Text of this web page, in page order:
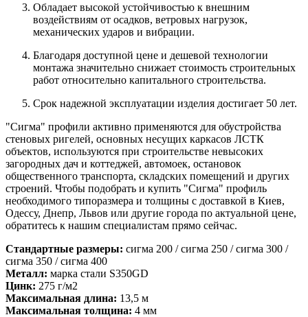
Обладает высокой устойчивостью к внешним
воздействиям от осадков, ветровых нагрузок,
механических ударов и вибрации.
Благодаря доступной цене и дешевой технологии
монтажа значительно снижает стоимость строительных
работ относительно капитального строительства.
Срок надежной эксплуатации изделия достигает 50 лет.
"Сигма" профили активно применяются для обустройства
стеновых ригелей, основных несущих каркасов ЛСТК
объектов, используются при строительстве невысоких
загородных дач и коттеджей, автомоек, остановок
общественного транспорта, складских помещений и других
строений. Чтобы подобрать и купить "Сигма" профиль
необходимого типоразмера и толщины с доставкой в Киев,
Одессу, Днепр, Львов или другие города по актуальной цене,
обратитесь к нашим специалистам прямо сейчас.
Стандартные размеры: сигма 200 / сигма 250 / сигма 300 /
сигма 350 / сигма 400
Металл: марка стали S350GD
Цинк: 275 г/м2
Максимальная длина: 13,5 м
Максимальная толщина: 4 мм